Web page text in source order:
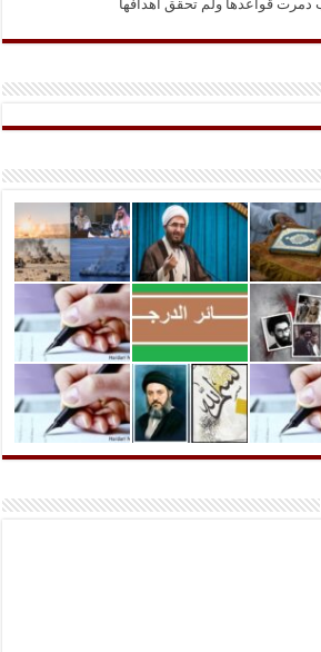
قواعدها ولم تحقق اهدافها